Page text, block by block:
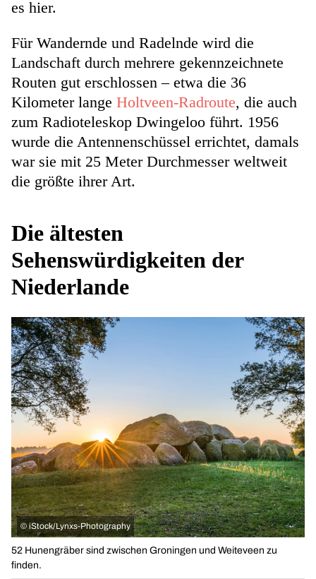
es hier.
Für Wandernde und Radelnde wird die
Landschaft durch mehrere gekennzeichnete
Routen gut erschlossen – etwa die 36
Kilometer lange Holtveen-Radroute, die auch
zum Radioteleskop Dwingeloo führt. 1956
wurde die Antennenschüssel errichtet, damals
war sie mit 25 Meter Durchmesser weltweit
die größte ihrer Art.
Die ältesten
Sehenswürdigkeiten der
Niederlande
© iStock/Lynxs-Photography
52 Hunengräber sind zwischen Groningen und Weiteveen zu
finden.